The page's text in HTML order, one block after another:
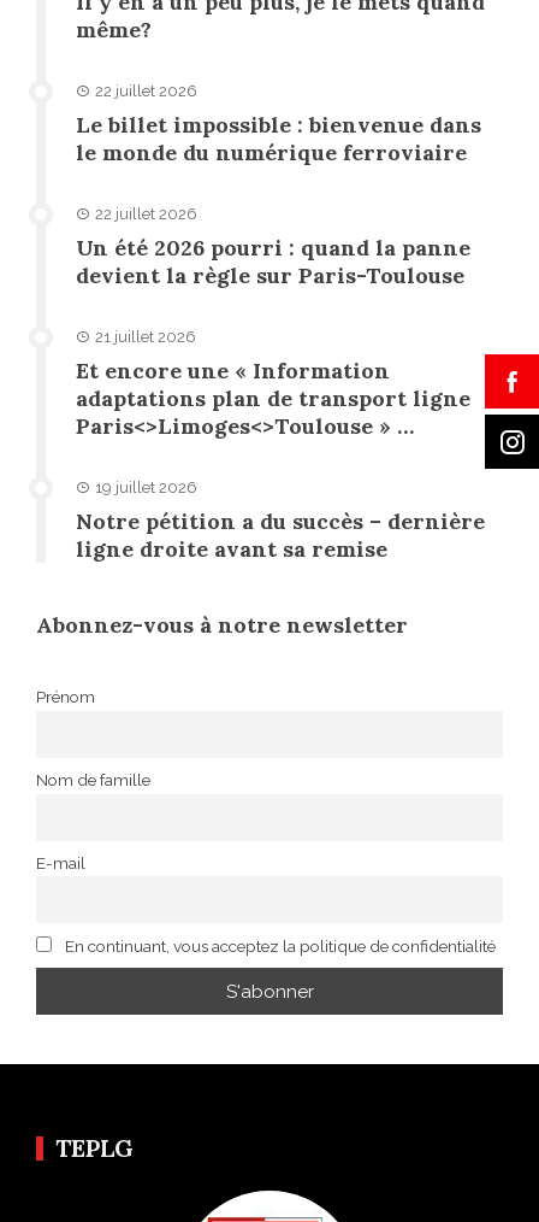
même?
22 juillet 2026
Le billet impossible : bienvenue dans
le monde du numérique ferroviaire
22 juillet 2026
Un été 2026 pourri : quand la panne
devient la règle sur Paris-Toulouse
21 juillet 2026
Et encore une « Information
adaptations plan de transport ligne
Paris<>Limoges<>Toulouse » …
19 juillet 2026
Notre pétition a du succès – dernière
ligne droite avant sa remise
Abonnez-vous à notre newsletter
Prénom
Nom de famille
E-mail
En continuant, vous acceptez la politique de confidentialité
TEPLG